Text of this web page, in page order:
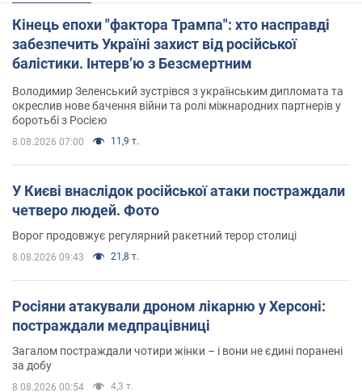
Кінець епохи "фактора Трампа": хто насправді
забезпечить Україні захист від російської
балістики. Інтерв’ю з Безсмертним
Володимир Зеленський зустрівся з українським дипломата та
окреслив нове бачення війни та ролі міжнародних партнерів у
боротьбі з Росією
8.08.2026 07:00 11,9 т.
У Києві внаслідок російської атаки постраждали
четверо людей. Фото
Ворог продовжує регулярний ракетний терор столиці
8.08.2026 09:43 21,8 т.
Росіяни атакували дроном лікарню у Херсоні:
постраждали медпрацівниці
Загалом постраждали чотири жінки – і вони не єдині поранені
за добу
8.08.2026 00:54 4,3 т.